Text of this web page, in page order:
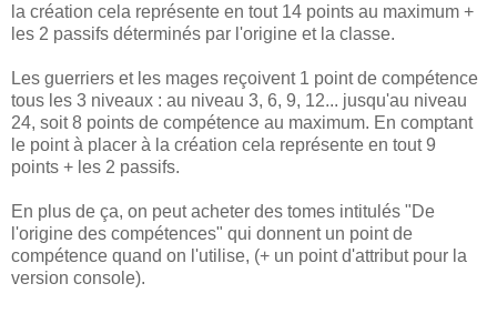
la création cela représente en tout 14 points au maximum +
les 2 passifs déterminés par l'origine et la classe.
Les guerriers et les mages reçoivent 1 point de compétence
tous les 3 niveaux : au niveau 3, 6, 9, 12... jusqu'au niveau
24, soit 8 points de compétence au maximum. En comptant
le point à placer à la création cela représente en tout 9
points + les 2 passifs.
En plus de ça, on peut acheter des tomes intitulés "De
l'origine des compétences" qui donnent un point de
compétence quand on l'utilise, (+ un point d'attribut pour la
version console).